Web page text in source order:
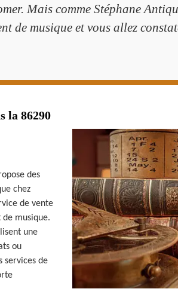
Mais comme Stéphane
de musique et vous allez
la 86290
des
chez
de vente
musique.
une
ou
services de